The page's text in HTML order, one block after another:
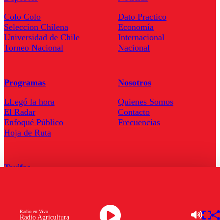
Radio Agricultura
Radio en Vivo
Colo Colo
Seleccion Chilena
Universidad de Chile
Torneo Nacional
Dato Practico
Economía
Internacional
Nacional
Programas
LLegó la hora
El Radar
Enfoqué Público
Hoja de Ruta
Nosotros
Quienes Somos
Contacto
Frecuencias
Tarifas